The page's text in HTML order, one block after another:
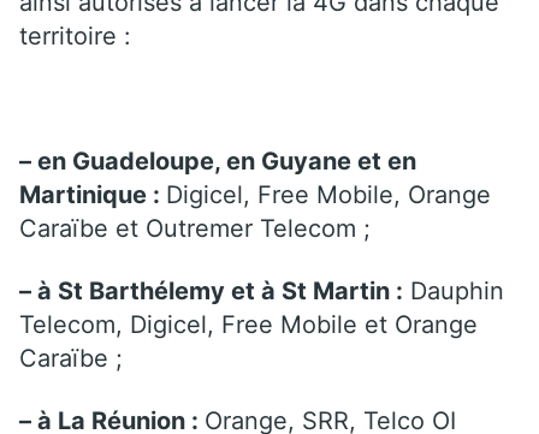
territoire :
– en Guadeloupe, en Guyane et en
Martinique : Digicel, Free Mobile, Orange
Caraïbe et Outremer Telecom ;
– à St Barthélemy et à St Martin : Dauphin
Telecom, Digicel, Free Mobile et Orange
Caraïbe ;
– à La Réunion : Orange, SRR, Telco OI